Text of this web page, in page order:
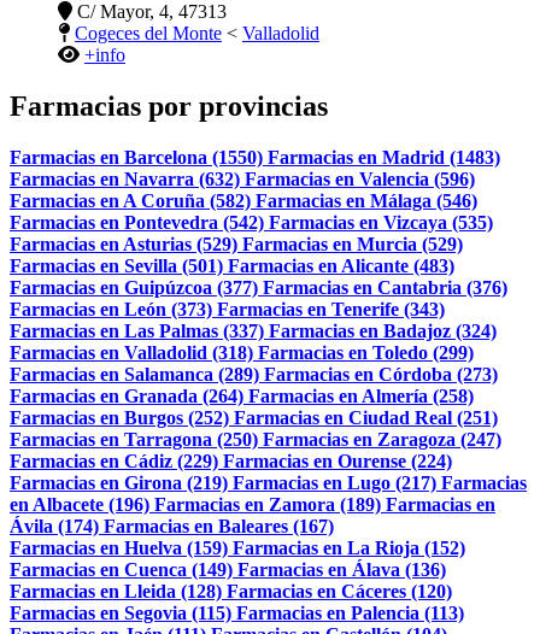
C/ Mayor, 4, 47313
Cogeces del Monte < Valladolid
+info
Farmacias por provincias
Farmacias en Barcelona (1550) Farmacias en Madrid (1483)
Farmacias en Navarra (632) Farmacias en Valencia (596)
Farmacias en A Coruña (582) Farmacias en Málaga (546)
Farmacias en Pontevedra (542) Farmacias en Vizcaya (535)
Farmacias en Asturias (529) Farmacias en Murcia (529)
Farmacias en Sevilla (501) Farmacias en Alicante (483)
Farmacias en Guipúzcoa (377) Farmacias en Cantabria (376)
Farmacias en León (373) Farmacias en Tenerife (343)
Farmacias en Las Palmas (337) Farmacias en Badajoz (324)
Farmacias en Valladolid (318) Farmacias en Toledo (299)
Farmacias en Salamanca (289) Farmacias en Córdoba (273)
Farmacias en Granada (264) Farmacias en Almería (258)
Farmacias en Burgos (252) Farmacias en Ciudad Real (251)
Farmacias en Tarragona (250) Farmacias en Zaragoza (247)
Farmacias en Cádiz (229) Farmacias en Ourense (224)
Farmacias en Girona (219) Farmacias en Lugo (217) Farmacias
en Albacete (196) Farmacias en Zamora (189) Farmacias en
Ávila (174) Farmacias en Baleares (167)
Farmacias en Huelva (159) Farmacias en La Rioja (152)
Farmacias en Cuenca (149) Farmacias en Álava (136)
Farmacias en Lleida (128) Farmacias en Cáceres (120)
Farmacias en Segovia (115) Farmacias en Palencia (113)